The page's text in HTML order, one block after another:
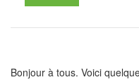
Bonjour à tous. Voici